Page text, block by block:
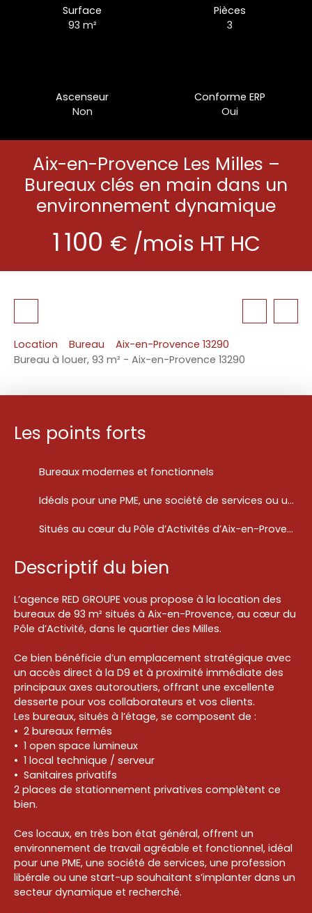
Surface
93 m²
Pièces
3
Ascenseur
Non
Conforme ERP
Oui
Aix-en-Provence Les Milles –
Bureaux clés en main dans un
environnement dynamique
1 100 € /mois HT HC
Location Bureau
Aix-en-Provence 13290
Bureau à louer, 93 m² - Aix-en-Provence 13290
Les points forts
Bureaux modernes et fonctionnels
Idéals pour une PME, une société de services ou un cabinet professionnel.
Situés au cœur du Pôle d’Activités d’Aix-en-Provence, dans un environnement dynamique et stratégique
Descriptif du bien
L’agence RED GROUPE vous propose à la location des
bureaux de 93 m² situés à Aix-en-Provence, au cœur du
Pôle d’Activité, dans le quartier des Milles.
Ce bien bénéficie d’un emplacement stratégique avec
un accès direct à la D9 et à proximité immédiate des
principaux axes autoroutiers, offrant une excellente
desserte pour vos collaborateurs et vos clients.
Les bureaux, situés à l’étage, se composent de :
2 bureaux fermés
1 open space lumineux
1 local technique / serveur
Sanitaires privatifs
2 places de stationnement privatives complètent ce
bien.
Ces locaux, en très bon état général, offrent un
environnement de travail agréable et fonctionnel, idéal
pour une PME, une société de services, une profession
libérale ou une start-up souhaitant s’implanter dans un
secteur dynamique et recherché.